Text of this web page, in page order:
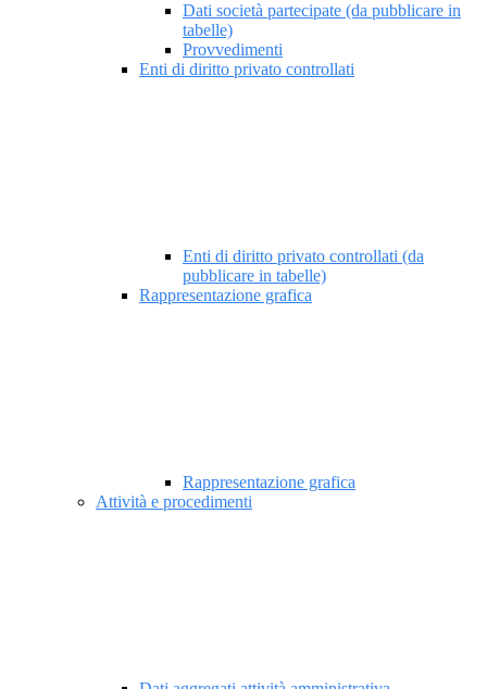
Dati società partecipate (da pubblicare in
tabelle)
Provvedimenti
Enti di diritto privato controllati
Enti di diritto privato controllati (da
pubblicare in tabelle)
Rappresentazione grafica
Rappresentazione grafica
Attività e procedimenti